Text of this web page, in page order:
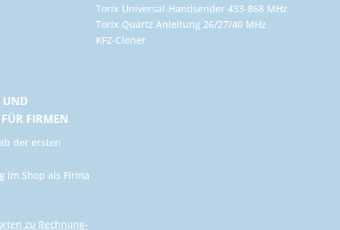
Torix Universal-Handsender 433-868 MHz
Torix Quartz Anleitung 26/27/40 MHz
KFZ-Cloner
UND
FIRMEN
der ersten
im Shop als Firma
zu Rechnung-